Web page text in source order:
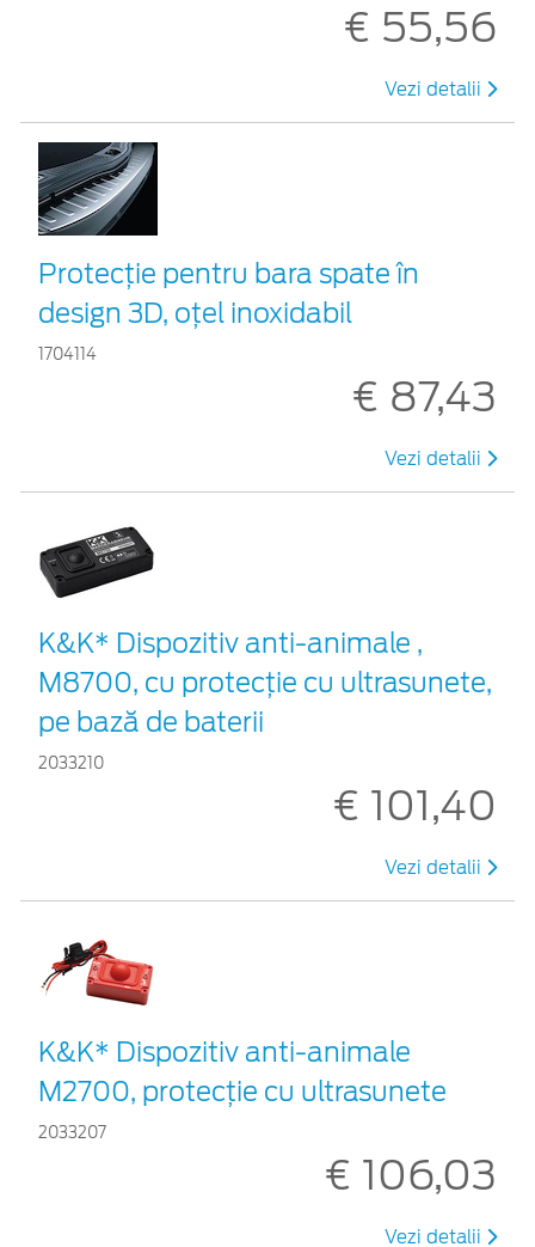
€ 55,56
Vezi detalii
Protecţie pentru bara spate în
design 3D, oţel inoxidabil
1704114
€ 87,43
Vezi detalii
K&K* Dispozitiv anti-animale ,
M8700, cu protecție cu ultrasunete,
pe bază de baterii
2033210
€ 101,40
Vezi detalii
K&K* Dispozitiv anti-animale
M2700, protecție cu ultrasunete
2033207
€ 106,03
Vezi detalii